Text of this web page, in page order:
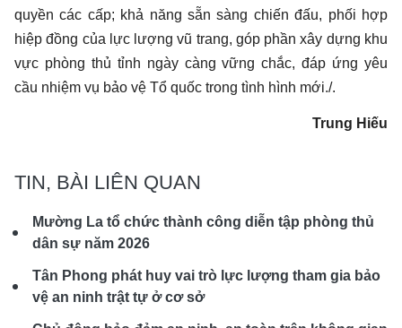
quyền các cấp; khả năng sẵn sàng chiến đấu, phối hợp
hiệp đồng của lực lượng vũ trang, góp phần xây dựng khu
vực phòng thủ tỉnh ngày càng vững chắc, đáp ứng yêu
cầu nhiệm vụ bảo vệ Tổ quốc trong tình hình mới./.
Trung Hiếu
TIN, BÀI LIÊN QUAN
Mường La tổ chức thành công diễn tập phòng thủ
dân sự năm 2026
Tân Phong phát huy vai trò lực lượng tham gia bảo
vệ an ninh trật tự ở cơ sở